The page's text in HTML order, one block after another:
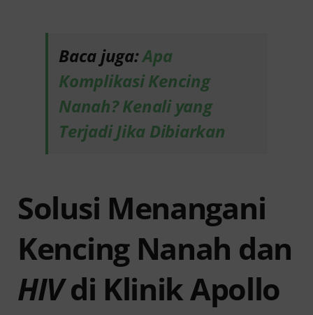
Baca juga:Apa
Komplikasi Kencing
Nanah? Kenali yang
Terjadi Jika Dibiarkan
Solusi Menangani
Kencing Nanah dan
HIVdi Klinik Apollo